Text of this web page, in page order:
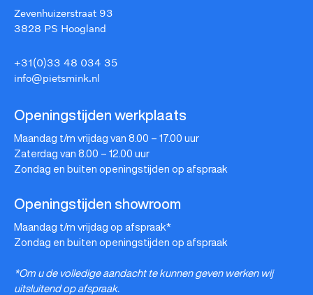
Zevenhuizerstraat 93
3828 PS Hoogland
+31(0)33 48 034 35
info@pietsmink.nl
Openingstijden werkplaats
Maandag t/m vrijdag van 8.00 – 17.00 uur
Zaterdag van 8.00 – 12.00 uur
Zondag en buiten openingstijden op afspraak
Openingstijden showroom
Maandag t/m vrijdag op afspraak*
Zondag en buiten openingstijden op afspraak
*Om u de volledige aandacht te kunnen geven werken wij
uitsluitend op afspraak.